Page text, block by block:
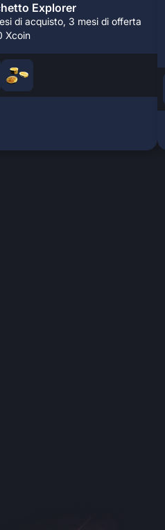
Explorer
di acquisto, 3 mesi di offerta
Xcoin